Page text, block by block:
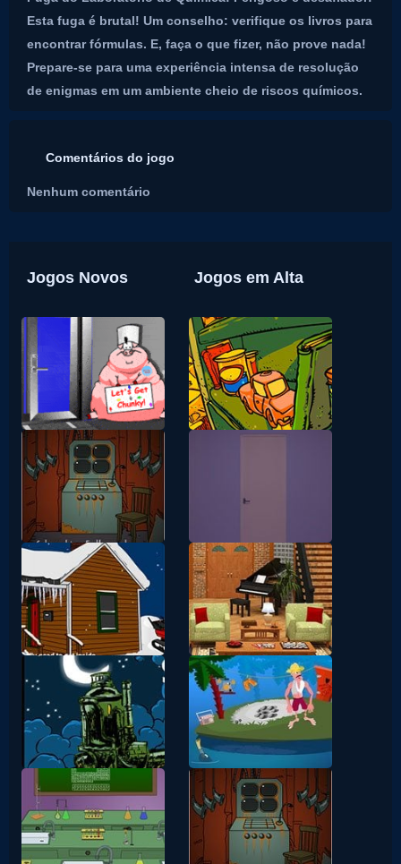
Esta fuga é brutal! Um conselho: verifique os livros para
encontrar fórmulas. E, faça o que fizer, não prove nada!
Prepare-se para uma experiência intensa de resolução
de enigmas em um ambiente cheio de riscos químicos.
Comentários do jogo
Nenhum comentário
Jogos Novos Jogos em Alta